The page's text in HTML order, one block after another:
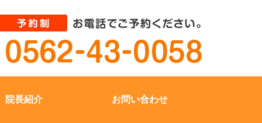
院長紹介 お問い合わせ